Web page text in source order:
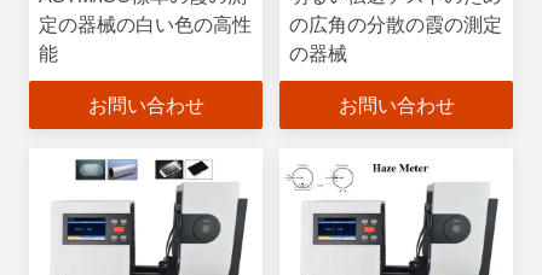
定の器械の白い色の高性
能
お問い合わせ
の広角の分散の霞の測定
の器械
お問い合わせ